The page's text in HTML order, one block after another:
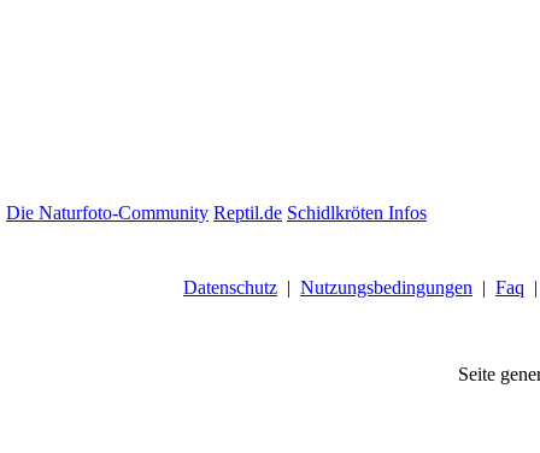
Die Naturfoto-Community Reptil.de Schidlkröten Infos
Datenschutz | Nutzungsbedingungen | Faq
Seite